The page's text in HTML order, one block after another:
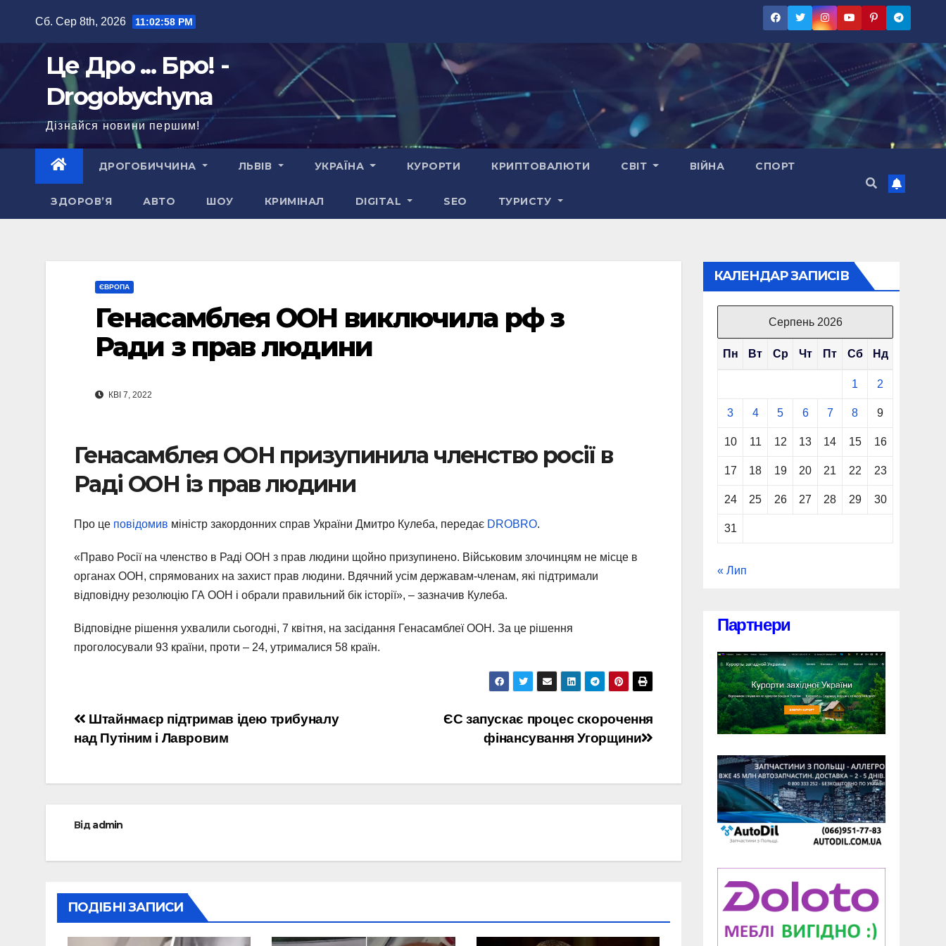
Сб. Сер 8th, 2026 11:02:59 PM
Це Дро ... Бро! -
Drogobychyna
Дізнайся новини першим!
ДРОГОБИЧЧИНА ЛЬВІВ УКРАЇНА КУРОРТИ КРИПТОВАЛЮТИ СВІТ ВІЙНА СПОРТ
ЗДОРОВ’Я АВТО ШОУ КРИМІНАЛ DIGITAL SEO ТУРИСТУ
ЄВРОПА
Генасамблея ООН виключила рф з
Ради з прав людини
КВІ 7, 2022
Генасамблея ООН призупинила членство росії в
Раді ООН із прав людини
Про це повідомив міністр закордонних справ України Дмитро Кулеба, передає DROBRO.
«Право Росії на членство в Раді ООН з прав людини щойно призупинено. Військовим злочинцям не місце в
органах ООН, спрямованих на захист прав людини. Вдячний усім державам-членам, які підтримали
відповідну резолюцію ГА ООН і обрали правильний бік історії», – зазначив Кулеба.
Відповідне рішення ухвалили сьогодні, 7 квітня, на засідання Генасамблеї ООН. За це рішення
проголосували 93 країни, проти – 24, утрималися 58 країн.
Навігація
записів
ЄС запускає процес скорочення
фінансування Угорщини
Штайнмаєр підтримав ідею трибуналу
над Путіним і Лавровим
Відadmin
ПОДІБНІ ЗАПИСИ
КАЛЕНДАР ЗАПИСІВ
Серпень 2026
Пн Вт Ср Чт Пт Сб Нд
1 2
3 4 5 6 7 8 9
10 11 12 13 14 15 16
17 18 19 20 21 22 23
24 25 26 27 28 29 30
31
« Лип
Партнери